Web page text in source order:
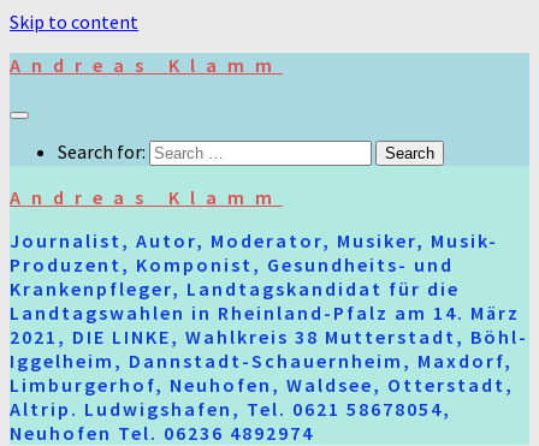
Skip to content
Andreas Klamm
Search for:
Andreas Klamm
Journalist, Autor, Moderator, Musiker, Musik-
Produzent, Komponist, Gesundheits- und
Krankenpfleger, Landtagskandidat für die
Landtagswahlen in Rheinland-Pfalz am 14. März
2021, DIE LINKE, Wahlkreis 38 Mutterstadt, Böhl-
Iggelheim, Dannstadt-Schauernheim, Maxdorf,
Limburgerhof, Neuhofen, Waldsee, Otterstadt,
Altrip. Ludwigshafen, Tel. 0621 58678054,
Neuhofen Tel. 06236 4892974